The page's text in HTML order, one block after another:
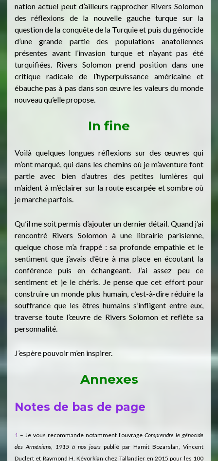
nation actuel peut d’ailleurs rapprocher Rivers Solomon
des réflexions de la nouvelle gauche turque sur la
question de la conquête de la Turquie et puis du génocide
d’une grande partie des populations anatoliennes
présentes avant l’invasion turque et n’ayant pas été
turquifiées. Rivers Solomon prend position dans une
critique radicale de l’hyperpuissance américaine et
ébauche pas à pas dans son œuvre les valeurs du monde
nouveau qu’elle propose.
In fine
Voilà quelques longues réflexions sur des œuvres qui
m’ont marqué, qui dans les chemins où je m’aventure font
partie avec bien d’autres des petites lumières qui
m’aident à m’éclairer sur la route escarpée et sombre où
je marche parfois.
Qu’il me soit permis d’ajouter un dernier détail. Quand j’ai
rencontré Rivers Solomon à une librairie parisienne,
quelque chose m’a frappé : sa profonde empathie et le
sentiment que j’avais d’être à ma place en écoutant la
conférence puis en échangeant. J’ai assez peu ce
sentiment et je le chéris. Je pense que cet effort pour
construire un monde plus humain, c’est-à-dire réduire la
souffrance que les êtres humains s’infligent entre eux,
traverse toute l’œuvre de Rivers Solomon et reflète sa
personnalité.
J’espère pouvoir m’en inspirer.
Annexes
Notes de bas de page
1 – Je vous recommande notamment l’ouvrage Comprendre le génocide
des Arméniens, 1915 à nos jours publié par Hamit Bozarslan, Vincent
Duclert et Raymond H. Kévorkian chez Tallandier en 2015 pour les 100